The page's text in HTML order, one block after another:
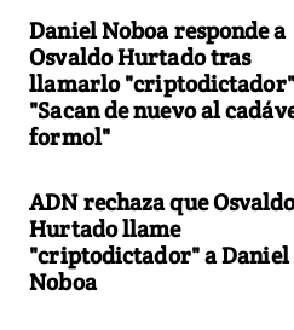
Daniel Noboa responde a
Osvaldo Hurtado tras
llamarlo
"Sacan de nuevo al
formol"
ADN rechaza que
Hurtado llame
"criptodictador" a Daniel
Noboa